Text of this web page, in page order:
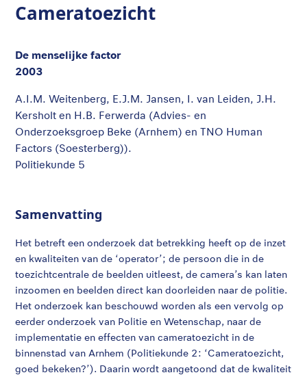
Cameratoezicht
De menselijke factor
2003
A.I.M. Weitenberg, E.J.M. Jansen, I. van Leiden, J.H.
Kersholt en H.B. Ferwerda (Advies- en
Onderzoeksgroep Beke (Arnhem) en TNO Human
Factors (Soesterberg)).
Politiekunde 5
Samenvatting
Het betreft een onderzoek dat betrekking heeft op de inzet
en kwaliteiten van de ‘operator’; de persoon die in de
toezichtcentrale de beelden uitleest, de camera’s kan laten
inzoomen en beelden direct kan doorleiden naar de politie.
Het onderzoek kan beschouwd worden als een vervolg op
eerder onderzoek van Politie en Wetenschap, naar de
implementatie en effecten van cameratoezicht in de
binnenstad van Arnhem (Politiekunde 2: ‘Cameratoezicht,
goed bekeken?’). Daarin wordt aangetoond dat de kwaliteit